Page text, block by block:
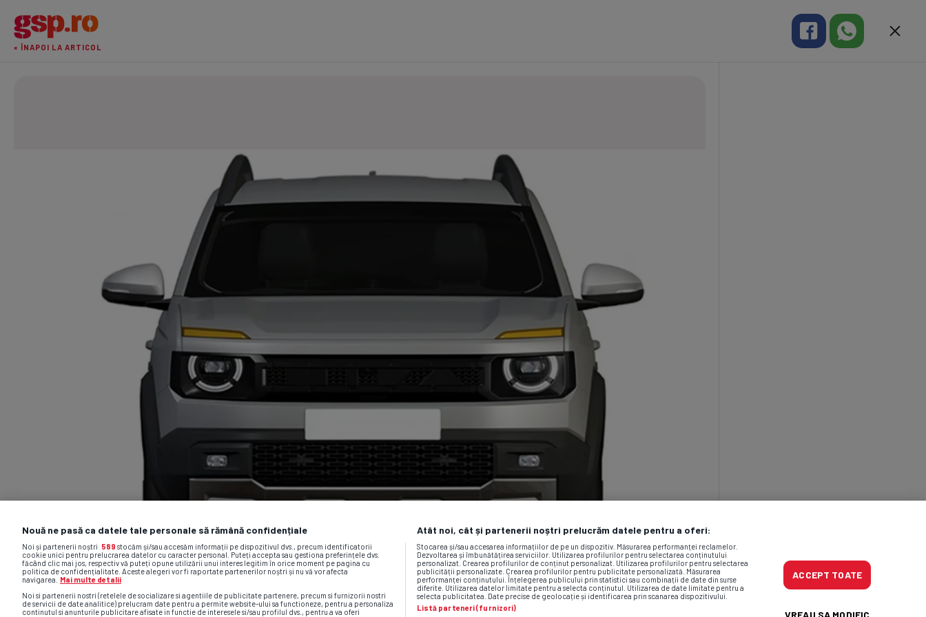
« ÎNAPOI LA ARTICOL
Nouă ne pasă ca datele tale personale să rămână confidențiale
Noi și partenerii noștri 589 stocăm și/sau accesăm informații pe dispozitivul dvs., precum identificatorii
cookie unici pentru prelucrarea datelor cu caracter personal. Puteți accepta sau gestiona preferințele dvs.
făcând clic mai jos, respectiv vă puteți opune utilizării unui interes legitim în orice moment pe pagina cu
politica de confidențialitate. Aceste alegeri vor fi raportate partenerilor noștri și nu vă vor afecta
navigarea.
Mai multe detalii
Noi si partenerii nostri (retelele de socializare si agentiile de publicitate partenere, precum si furnizorii nostri
de servicii de date analitice) prelucram date pentru a permite website-ului sa functioneze, pentru a personaliza
continutul si anunturile publicitare afisate in functie de interesele si/sau profilul dvs., pentru a va oferi
Atât noi, cât și partenerii noștri prelucrăm datele pentru a oferi:
Stocarea și/sau accesarea informațiilor de pe un dispozitiv. Măsurarea performanței reclamelor.
Dezvoltarea și îmbunătățirea serviciilor. Utilizarea profilurilor pentru selectarea conținutului
personalizat. Crearea profilurilor de conținut personalizat. Utilizarea profilurilor pentru selectarea
publicității personalizate. Crearea profilurilor pentru publicitate personalizată. Măsurarea
performanței conținutului. Înțelegerea publicului prin statistici sau combinații de date din surse
diferite. Utilizarea datelor limitate pentru a selecta conținutul. Utilizarea de date limitate pentru a
selecta publicitatea. Date precise de geolocație și identificarea prin scanarea dispozitivului.
Listă parteneri (furnizori)
ACCEPT TOATE
VREAU SA MODIFIC